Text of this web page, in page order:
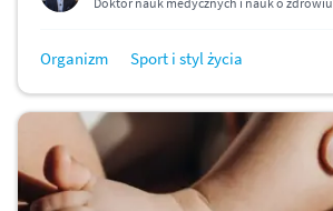
Organizm Sport i styl życia